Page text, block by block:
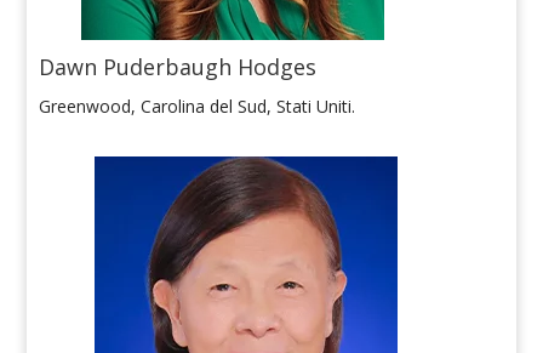
Dawn Puderbaugh Hodges
Greenwood, Carolina del Sud, Stati Uniti.